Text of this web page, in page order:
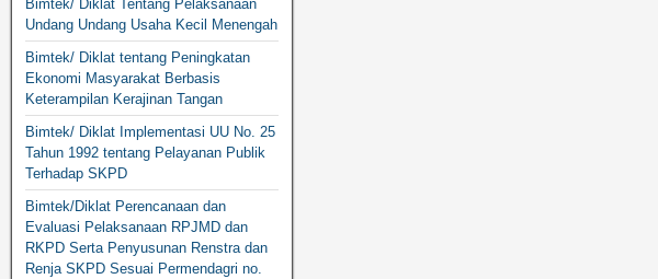
Bimtek/ Diklat Tentang Pelaksanaan
Undang Undang Usaha Kecil Menengah
Bimtek/ Diklat tentang Peningkatan
Ekonomi Masyarakat Berbasis
Keterampilan Kerajinan Tangan
Bimtek/ Diklat Implementasi UU No. 25
Tahun 1992 tentang Pelayanan Publik
Terhadap SKPD
Bimtek/Diklat Perencanaan dan
Evaluasi Pelaksanaan RPJMD dan
RKPD Serta Penyusunan Renstra dan
Renja SKPD Sesuai Permendagri no.